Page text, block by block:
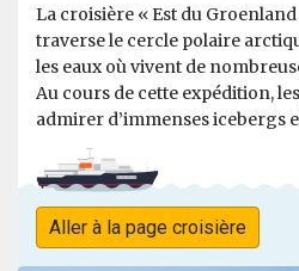
La croisière « Est du
traverse le cercle polaire
les eaux où vivent de
Au cours de cette expédition,
admirer d’immenses icebergs
Aller à la page croisière